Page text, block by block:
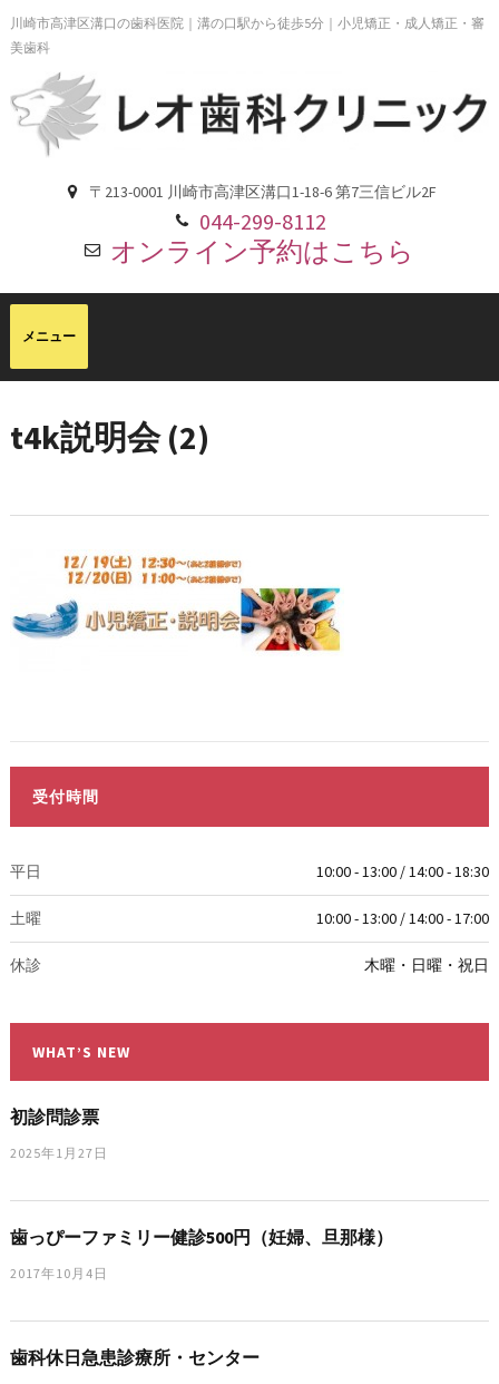
川崎市高津区溝口の歯科医院｜溝の口駅から徒歩5分｜小児矯正・成人矯正・審
美歯科
〒213-0001 川崎市高津区溝口1-18-6 第7三信ビル2F
044-299-8112
オンライン予約はこちら
t4k説明会 (2)
受付時間
平日 10:00 - 13:00 / 14:00 - 18:30
土曜 10:00 - 13:00 / 14:00 - 17:00
休診 木曜・日曜・祝日
WHAT’S NEW
初診問診票
2025年1月27日
歯っぴーファミリー健診500円（妊婦、旦那様）
2017年10月4日
歯科休日急患診療所・センター